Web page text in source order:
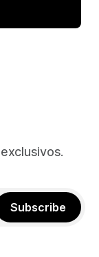
Subscribe